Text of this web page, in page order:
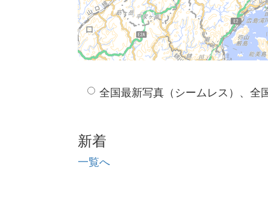
全国最新写真（シームレス）、全
新着
一覧へ